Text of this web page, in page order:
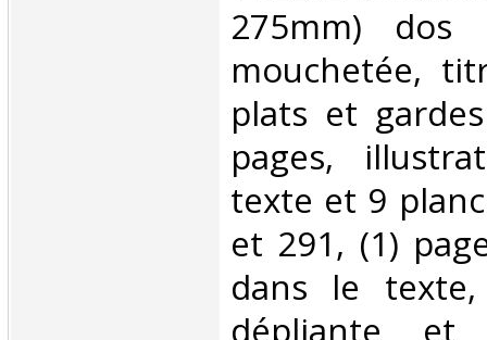
275mm) dos
mouchetée,
plats et
pages,
texte et 9
et 291, (1)
dans le
dépliante et